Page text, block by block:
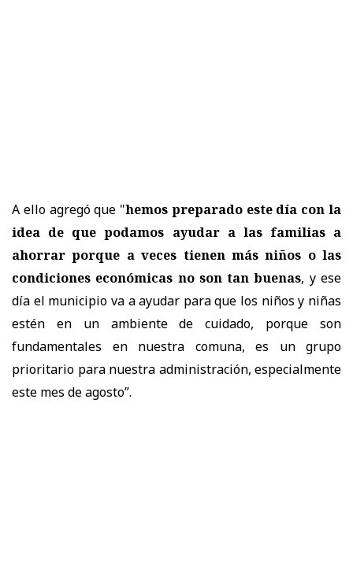
A ello agregó que "hemos preparado este día con la
idea de que podamos ayudar a las familias a
ahorrar porque a veces tienen más niños o las
condiciones económicas no son tan buenas, y ese
día el municipio va a ayudar para que los niños y niñas
estén en un ambiente de cuidado, porque son
fundamentales en nuestra comuna, es un grupo
prioritario para nuestra administración, especialmente
este mes de agosto”.